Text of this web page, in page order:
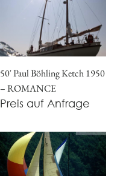
50′ Paul Böhling Ketch 1950
– ROMANCE
Preis auf Anfrage